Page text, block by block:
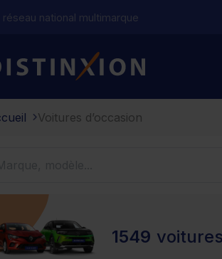
réseau national multimarque
Distinxion
Voitures d’occasion
1549